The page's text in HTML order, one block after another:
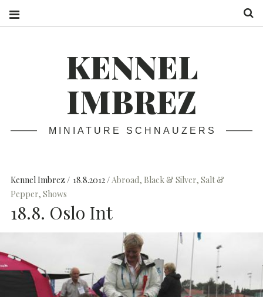
KENNEL
IMBREZ
MINIATURE SCHNAUZERS
Kennel Imbrez 18.8.2012 Abroad, Black & Silver, Salt &
Pepper, Shows
18.8. Oslo Int